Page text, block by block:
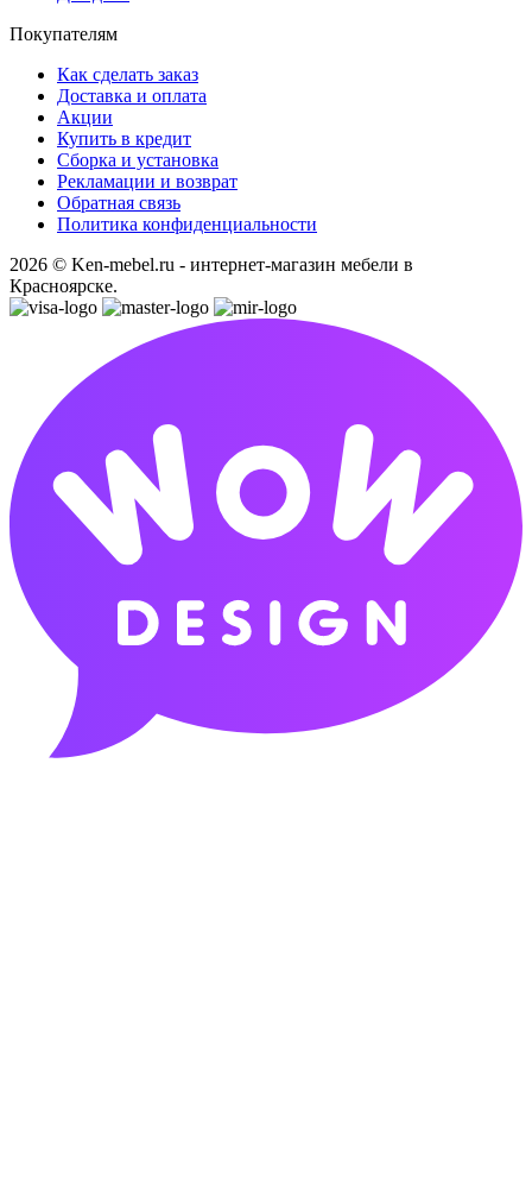
Покупателям
Как сделать заказ
Доставка и оплата
Акции
Купить в кредит
Сборка и установка
Рекламации и возврат
Обратная связь
Политика конфиденциальности
2026 © Ken-mebel.ru - интернет-магазин мебели в
Красноярске.